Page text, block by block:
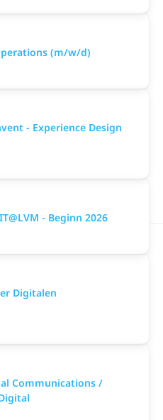
(m/w/d)
- Experience Design
- Beginn 2026
Digitalen
Communications /